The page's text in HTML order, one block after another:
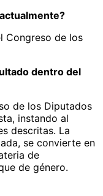
Congreso de los
dentro del
de los Diputados
instando al
descritas. La
se convierte en
de
de género.